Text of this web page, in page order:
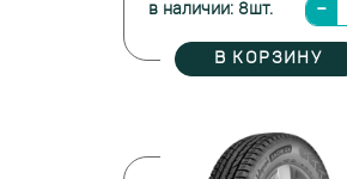
в наличии: 8шт.
В КОРЗИНУ